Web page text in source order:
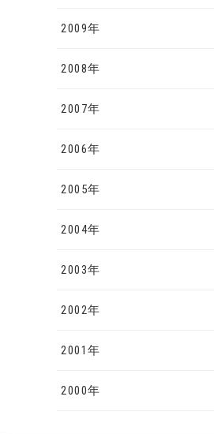
2009年
2008年
2007年
2006年
2005年
2004年
2003年
2002年
2001年
2000年